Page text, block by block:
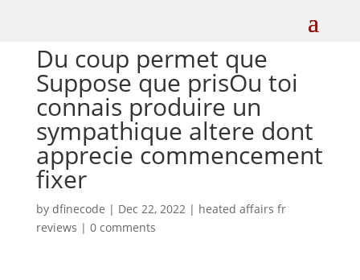
Du coup permet que
Suppose que prisOu toi
connais produire un
sympathique altere dont
apprecie commencement
fixer
by dfinecode | Dec 22, 2022| heated affairs fr
reviews | 0 comments